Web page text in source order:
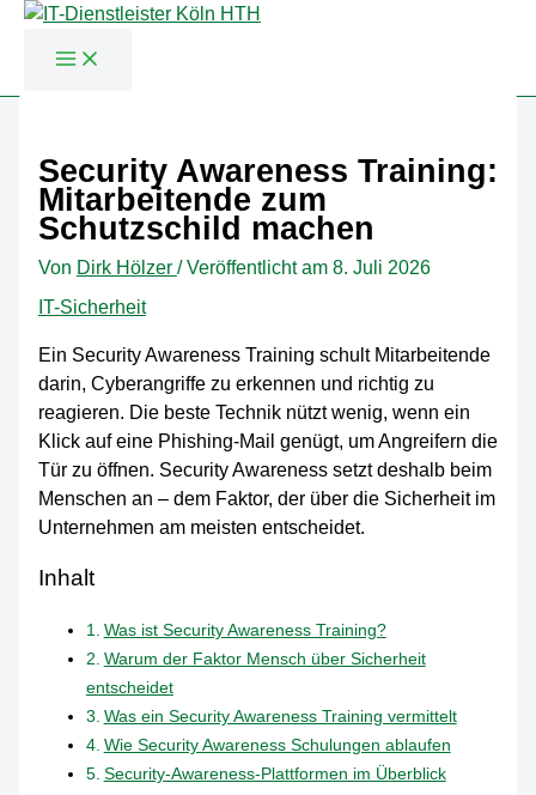
springen
Security Awareness Training:
Mitarbeitende zum
Schutzschild machen
Von Dirk Hölzer /Veröffentlicht am 8. Juli 2026
IT-Sicherheit
Ein Security Awareness Training schult Mitarbeitende
darin, Cyberangriffe zu erkennen und richtig zu
reagieren. Die beste Technik nützt wenig, wenn ein
Klick auf eine Phishing-Mail genügt, um Angreifern die
Tür zu öffnen. Security Awareness setzt deshalb beim
Menschen an – dem Faktor, der über die Sicherheit im
Unternehmen am meisten entscheidet.
Inhalt
Was ist Security Awareness Training?
Warum der Faktor Mensch über Sicherheit
entscheidet
Was ein Security Awareness Training vermittelt
Wie Security Awareness Schulungen ablaufen
Security-Awareness-Plattformen im Überblick